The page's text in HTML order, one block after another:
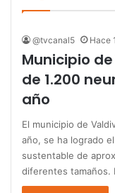
@tvcanal5 Hace
Municipio
de 1.200
año
El municipio de
año, se ha logrado
sustentable de
diferentes tamaños.